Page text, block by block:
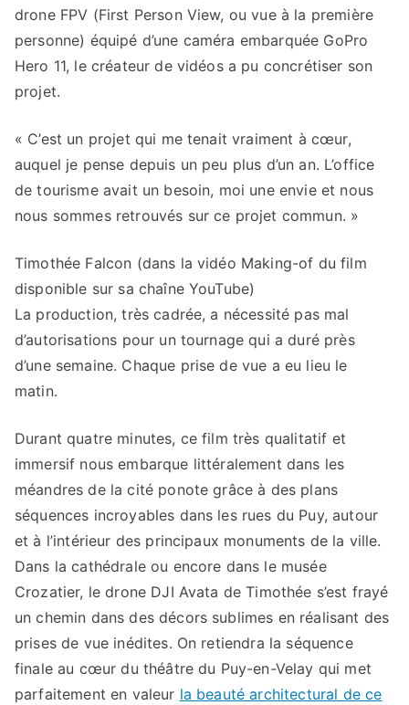
drone FPV (First Person View, ou vue à la première
personne) équipé d’une caméra embarquée GoPro
Hero 11, le créateur de vidéos a pu concrétiser son
projet.
« C’est un projet qui me tenait vraiment à cœur,
auquel je pense depuis un peu plus d’un an. L’office
de tourisme avait un besoin, moi une envie et nous
nous sommes retrouvés sur ce projet commun. »
Timothée Falcon (dans la vidéo Making-of du film
disponible sur sa chaîne YouTube)
La production, très cadrée, a nécessité pas mal
d’autorisations pour un tournage qui a duré près
d’une semaine. Chaque prise de vue a eu lieu le
matin.
Durant quatre minutes, ce film très qualitatif et
immersif nous embarque littéralement dans les
méandres de la cité ponote grâce à des plans
séquences incroyables dans les rues du Puy, autour
et à l’intérieur des principaux monuments de la ville.
Dans la cathédrale ou encore dans le musée
Crozatier, le drone DJI Avata de Timothée s’est frayé
un chemin dans des décors sublimes en réalisant des
prises de vue inédites. On retiendra la séquence
finale au cœur du théâtre du Puy-en-Velay qui met
parfaitement en valeur la beauté architectural de ce